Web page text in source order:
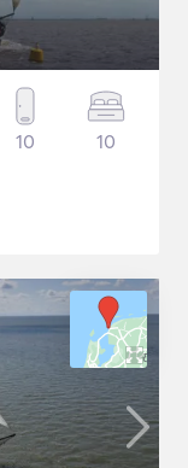
10 10